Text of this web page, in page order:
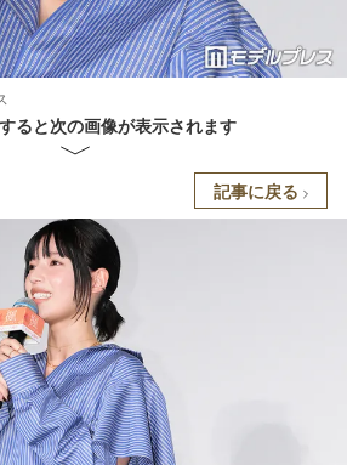
ると次の画像が表示されます
記事に戻る